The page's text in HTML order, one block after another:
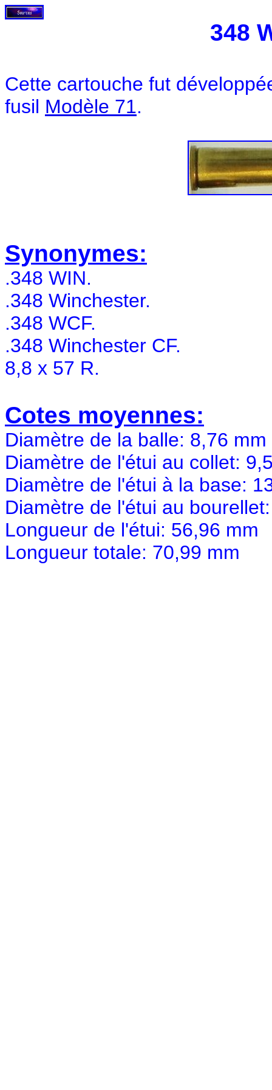
348
Cette cartouche fut
fusil Modèle 71.
Synonymes:
.348 WIN.
.348 Winchester.
.348 WCF.
.348 Winchester CF.
8,8 x 57 R.
Cotes moyennes:
Diamètre de la balle: 8,76 mm
Diamètre de l'étui au collet:
Diamètre de l'étui à la base:
Diamètre de l'étui au
Longueur de l'étui: 56,96 mm
Longueur totale: 70,99 mm